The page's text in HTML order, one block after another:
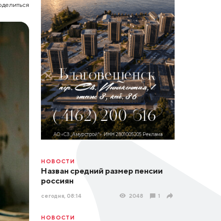
НОВОСТИ
Назван средний размер пенсии
россиян
сегодня, 08:14 2048 1
НОВОСТИ